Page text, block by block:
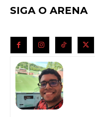
SIGA O ARENA